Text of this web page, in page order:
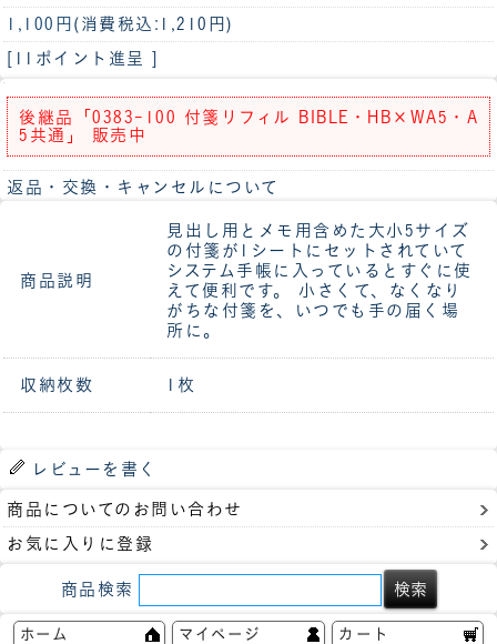
1,100円 (消費税込:1,210円)
[11ポイント進呈 ]
後継品「0383-100 付箋リフィル BIBLE・HB×WA5・A
5共通」 販売中
返品・交換・キャンセルについて
商品説明
見出し用とメモ用含めた大小5サイズ
の付箋が1シートにセットされていて
システム手帳に入っているとすぐに使
えて便利です。 小さくて、なくなり
がちな付箋を、いつでも手の届く場
所に。
収納枚数 1枚
レビューを書く
商品についてのお問い合わせ
お気に入りに登録
商品検索
ホーム マイページ カート